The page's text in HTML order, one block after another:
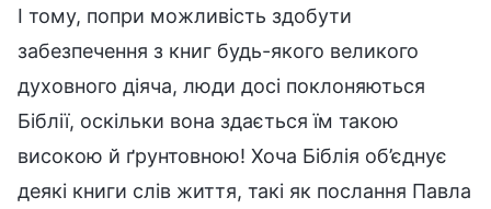
І тому, попри можливість здобути
забезпечення з книг будь-якого великого
духовного діяча, люди досі поклоняються
Біблії, оскільки вона здається їм такою
високою й ґрунтовною! Хоча Біблія об’єднує
деякі книги слів життя, такі як послання Павла